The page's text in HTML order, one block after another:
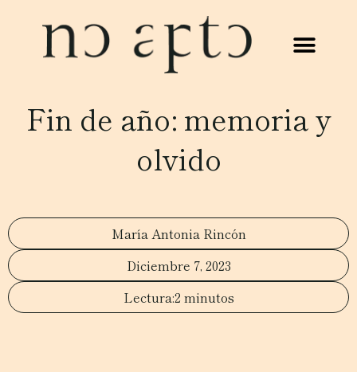
Fin de año: memoria y
olvido
María Antonia Rincón
Diciembre 7, 2023
2 minutos